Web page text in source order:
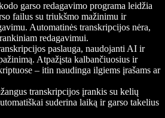
garso redagavimo programa leidžia
failus su triukšmo mažinimu ir
Automatinės transkripcijos nėra,
redagavimui.
paslauga, naudojanti AI ir
Atpažįsta kalbančiuosius ir
– itin naudinga ilgiems įrašams ar
transkripcijos įrankis su kelių
suderina laiką ir garso takelius